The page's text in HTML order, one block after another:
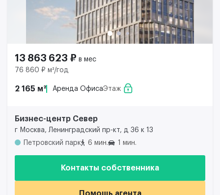
13 863 623 ₽ в мес
76 860 ₽ м²/год
2 165 м² Аренда ОфисаЭтаж
Бизнес-центр Север
г Москва, Ленинградский пр-кт, д 36 к 13
Петровский парк
6 мин. 1 мин.
Контакты собственника